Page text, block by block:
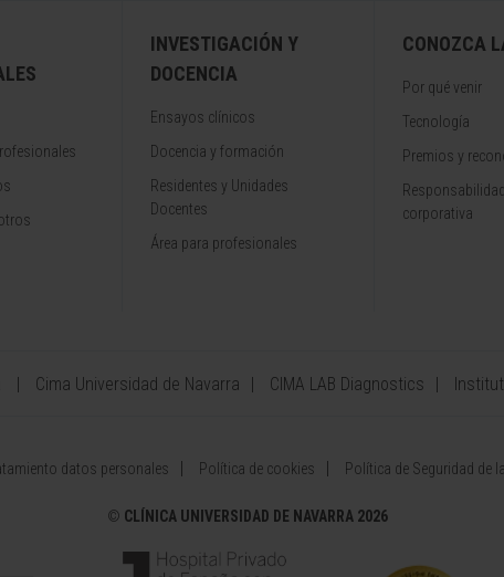
INVESTIGACIÓN Y
DOCENCIA
Ensayos clínicos
Docencia y formación
Residentes y Unidades
Docentes
Área para profesionales
CONOZCA
Por qué venir
Tecnología
Premios y
corporativa
Cima Universidad de Navarra CIMA LAB Diagnostics
datos personales Política de cookies Política de Seguridad de
© CLÍNICA UNIVERSIDAD DE NAVARRA 2026